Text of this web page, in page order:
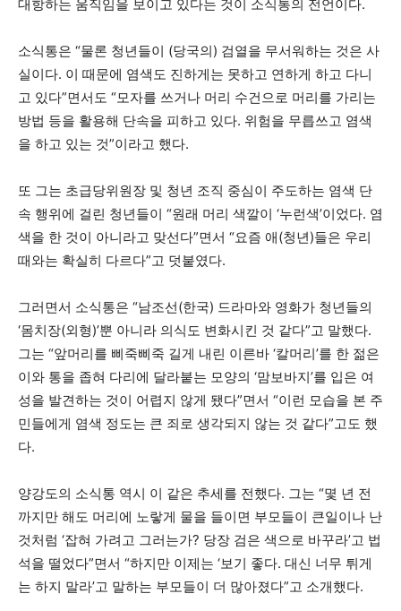
대항하는 움직임을 보이고 있다는 것이 소식통의 전언이다.
소식통은 “물론 청년들이 (당국의) 검열을 무서워하는 것은 사
실이다. 이 때문에 염색도 진하게는 못하고 연하게 하고 다니
고 있다”면서도 “모자를 쓰거나 머리 수건으로 머리를 가리는
방법 등을 활용해 단속을 피하고 있다. 위험을 무릅쓰고 염색
을 하고 있는 것”이라고 했다.
또 그는 초급당위원장 및 청년 조직 중심이 주도하는 염색 단
속 행위에 걸린 청년들이 “원래 머리 색깔이 ‘누런색’이었다. 염
색을 한 것이 아니라고 맞선다”면서 “요즘 애(청년)들은 우리
때와는 확실히 다르다”고 덧붙였다.
그러면서 소식통은 “남조선(한국) 드라마와 영화가 청년들의
‘몸치장(외형)’뿐 아니라 의식도 변화시킨 것 같다”고 말했다.
그는 “앞머리를 삐죽삐죽 길게 내린 이른바 ‘칼머리’를 한 젊은
이와 통을 좁혀 다리에 달라붙는 모양의 ‘맘보바지’를 입은 여
성을 발견하는 것이 어렵지 않게 됐다”면서 “이런 모습을 본 주
민들에게 염색 정도는 큰 죄로 생각되지 않는 것 같다”고도 했
다.
양강도의 소식통 역시 이 같은 추세를 전했다. 그는 “몇 년 전
까지만 해도 머리에 노랗게 물을 들이면 부모들이 큰일이나 난
것처럼 ‘잡혀 가려고 그러는가? 당장 검은 색으로 바꾸라’고 법
석을 떨었다”면서 “하지만 이제는 ‘보기 좋다. 대신 너무 튀게
는 하지 말라’고 말하는 부모들이 더 많아졌다”고 소개했다.